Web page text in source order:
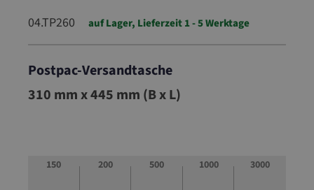
04.TP260 auf Lager, Lieferzeit 1 - 5 Werktage
Postpac-Versandtasche
04.TP260
310 mm x 445 mm (B x L)
150 200 500 1000 3000